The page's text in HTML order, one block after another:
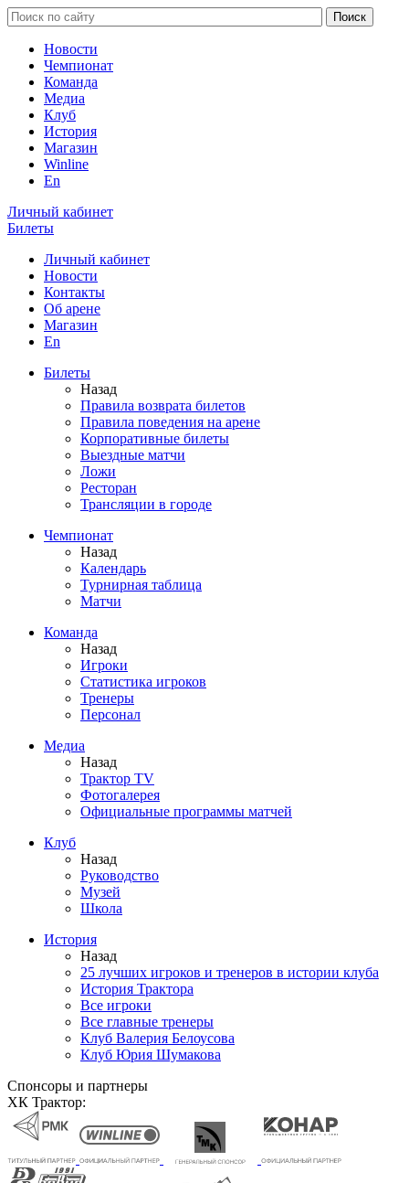
Новости
Чемпионат
Команда
Медиа
Клуб
История
Магазин
Winline
En
Личный кабинет
Билеты
Личный кабинет
Новости
Контакты
Об арене
Магазин
En
Билеты
Назад
Правила возврата билетов
Правила поведения на арене
Корпоративные билеты
Выездные матчи
Ложи
Ресторан
Трансляции в городе
Чемпионат
Назад
Календарь
Турнирная таблица
Матчи
Команда
Назад
Игроки
Статистика игроков
Тренеры
Персонал
Медиа
Назад
Трактор TV
Фотогалерея
Официальные программы матчей
Клуб
Назад
Руководство
Музей
Школа
История
Назад
25 лучших игроков и тренеров в истории клуба
История Трактора
Все игроки
Все главные тренеры
Клуб Валерия Белоусова
Клуб Юрия Шумакова
Спонсоры и партнеры
ХК Трактор: